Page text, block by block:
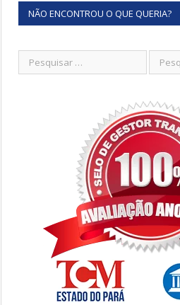
NÃO ENCONTROU O QUE QUERIA?